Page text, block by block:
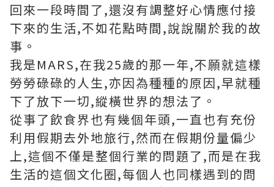
回來一段時間了,還沒有調整好心情應付接
下來的生活,不如花點時間,說說關於我的故
事。
我是MARS,在我25歲的那一年,不願就這樣
勞勞碌碌的人生,亦因為種種的原因,早就種
下了放下一切,縱橫世界的想法了。
從事了飲食界也有幾個年頭,一直也有充份
利用假期去外地旅行,然而在假期份量偏少
上,這個不僅是整個行業的問題了,而是在我
生活的這個文化圈,每個人也同樣遇到的問